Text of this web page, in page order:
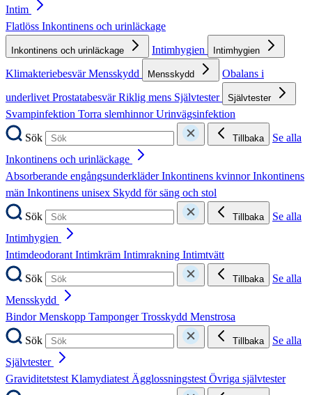
Intim
Flatlöss Inkontinens och urinläckage
Inkontinens och urinläckage Intimhygien Intimhygien
KlimakteriebesvärMensskydd Mensskydd
Obalans i
underlivetProstatabesvärRiklig mens Självtester Självtester
Svampinfektion Torra slemhinnorUrinvägsinfektion
Sök
Tillbaka
Se alla
Inkontinens och urinläckage
Absorberande engångsunderkläderInkontinens kvinnorInkontinens
män Inkontinens unisex Skydd för säng och stol
Sök
Tillbaka
Se alla
Intimhygien
IntimdeodorantIntimkräm Intimrakning Intimtvätt
Sök
Tillbaka
Se alla
Mensskydd
BindorMenskopp TampongerTrosskydd Menstrosa
Sök
Tillbaka
Se alla
Självtester
GraviditetstestKlamydiatestÄgglossningstestÖvriga självtester